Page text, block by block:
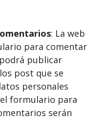
: La web
para comentar
publicar
post que se
personales
formulario para
serán